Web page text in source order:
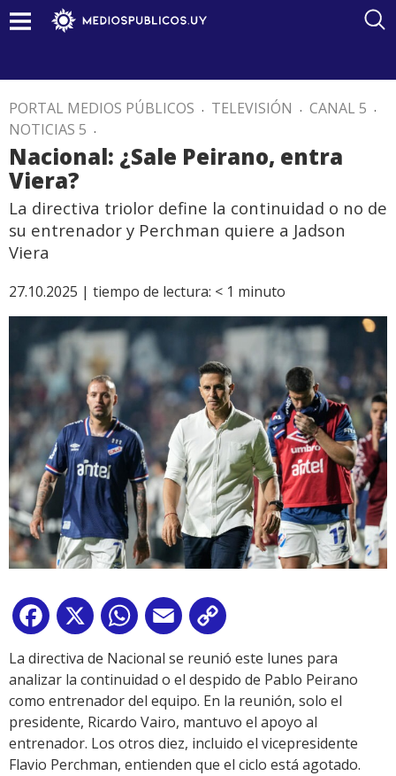
PORTAL MEDIOS PÚBLICOS . TELEVISIÓN . CANAL 5 .
NOTICIAS 5 .
Nacional: ¿Sale Peirano, entra
Viera?
La directiva triolor define la continuidad o no de
su entrenador y Perchman quiere a Jadson
Viera
27.10.2025 | tiempo de lectura: < 1 minuto
Facebook
X WhatsApp
Email
Link
La directiva de Nacional se reunió este lunes para
analizar la continuidad o el despido de Pablo Peirano
como entrenador del equipo. En la reunión, solo el
presidente, Ricardo Vairo, mantuvo el apoyo al
entrenador. Los otros diez, incluido el vicepresidente
Flavio Perchman, entienden que el ciclo está agotado.